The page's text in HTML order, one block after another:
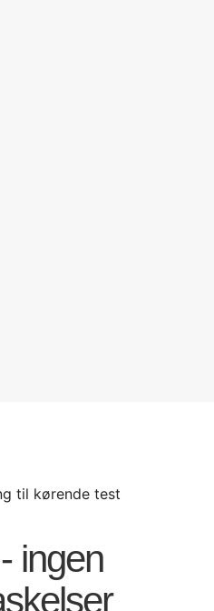
til kørende test
ingen